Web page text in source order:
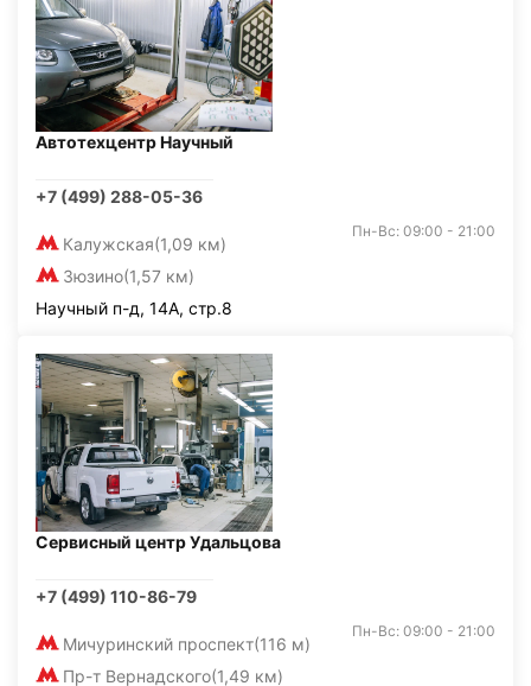
Автотехцентр Научный
+7 (499) 288-05-36
Калужская(1,09 км)
Зюзино(1,57 км)
Пн-Вс: 09:00 - 21:00
Научный п-д, 14А, стр.8
Сервисный центр Удальцова
+7 (499) 110-86-79
Мичуринский проспект(116 м)
Пр-т Вернадского(1,49 км)
Пн-Вс: 09:00 - 21:00